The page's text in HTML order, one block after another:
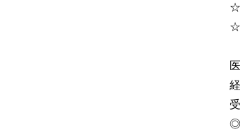
☆
☆
◎